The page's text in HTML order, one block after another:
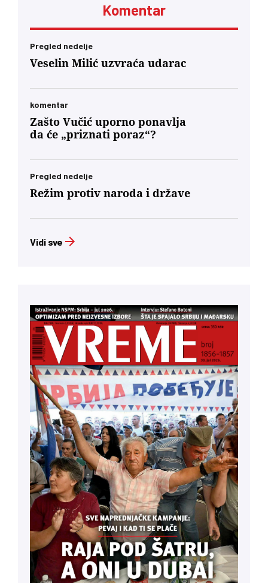
Komentar
Pregled nedelje
Veselin Milić uzvraća udarac
komentar
Zašto Vučić uporno ponavlja
da će „priznati poraz“?
Pregled nedelje
Režim protiv naroda i države
Vidi sve